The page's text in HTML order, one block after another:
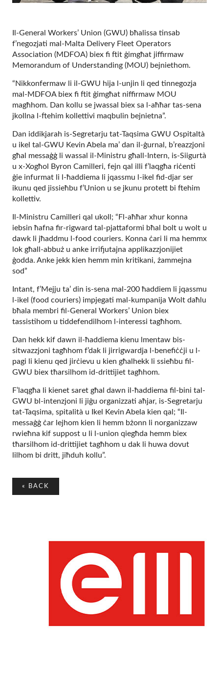
Il-General Workers’ Union (GWU) bħalissa tinsab
f’negozjati mal-Malta Delivery Fleet Operators
Association (MDFOA) biex fi ftit ġimgħat jiffirmaw
Memorandum of Understanding (MOU) bejniethom.
“Nikkonfermaw li il-GWU hija l-unjin li qed tinnegozja
mal-MDFOA biex fi ftit ġimgħat niffirmaw MOU
magħhom. Dan kollu se jwassal biex sa l-aħħar tas-sena
jkollna l-ftehim kollettivi maqbulin bejnietna”.
Dan iddikjarah is-Segretarju tat-Taqsima GWU Ospitaltà
u ikel tal-GWU Kevin Abela ma’ dan il-ġurnal, b’reazzjoni
għal messaġġ li wassal il-Ministru għall-Intern, is-Siigurtà
u x-Xogħol Byron Camilleri, fejn qal illi f’laqgħa riċenti
ġie infurmat li l-ħaddiema li jqassmu l-ikel fid-djar ser
ikunu qed jissieħbu f’Union u se jkunu protett bi ftehim
kollettiv.
Il-Ministru Camilleri qal ukoll; “Fl-aħħar xhur konna
iebsin ħafna fir-rigward tal-pjattaformi bħal bolt u wolt u
dawk li jħaddmu l-food couriers. Konna ċari li ma hemmx
lok għall-abbuż u anke irrifjutajna applikazzjonijiet
ġodda. Anke jekk kien hemm min kritikani, żammejna
sod”
Intant, f’Mejju ta’ din is-sena mal-200 ħaddiem li jqassmu
l-ikel (food couriers) impjegati mal-kumpanija Wolt daħlu
bħala membri fil-General Workers’ Union biex
tassistihom u tiddefendilhom l-interessi tagħhom.
Dan hekk kif dawn il-ħaddiema kienu lmentaw bis-
sitwazzjoni tagħhom f’dak li jirrigwardja l-benefiċċji u l-
pagi li kienu qed jirċievu u kien għalhekk li ssieħbu fil-
GWU biex tħarsilhom id-drittijiet tagħhom.
F’laqgħa li kienet saret għal dawn il-ħaddiema fil-bini tal-
GWU bl-intenzjoni li jiġu organizzati aħjar, is-Segretarju
tat-Taqsima, spitalità u Ikel Kevin Abela kien qal; “Il-
messaġġ ċar lejhom kien li hemm bżonn li norganizzaw
rwieħna kif suppost u li l-union qiegħda hemm biex
tħarsilhom id-drittijiet tagħhom u dak li huwa dovut
lilhom bi dritt, jiħduh kollu”.
« BACK